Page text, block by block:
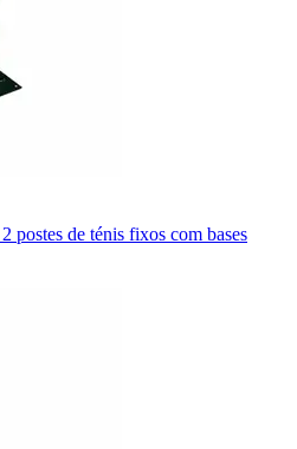
postes de ténis fixos com bases